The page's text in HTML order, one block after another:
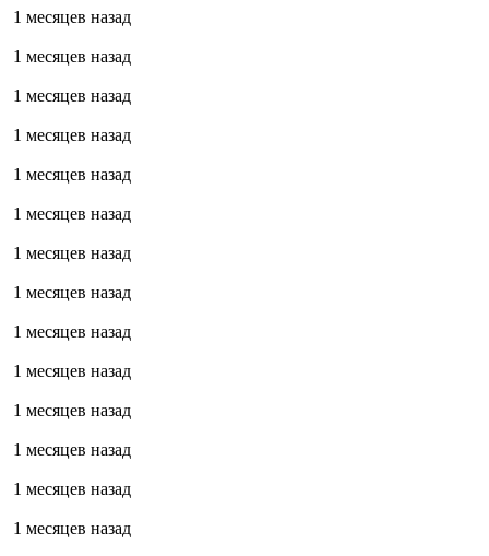
1 месяцев назад
1 месяцев назад
1 месяцев назад
1 месяцев назад
1 месяцев назад
1 месяцев назад
1 месяцев назад
1 месяцев назад
1 месяцев назад
1 месяцев назад
1 месяцев назад
1 месяцев назад
1 месяцев назад
1 месяцев назад